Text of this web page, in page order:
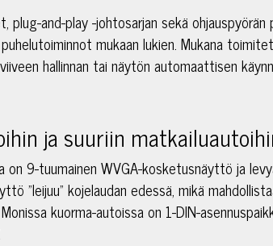
and-play -johtosarjan sekä
mukaan lukien. Mukana
hallinnan tai näytön automaattisen
ja suuriin
9-tuumainen WVGA-kosketusnäyttö ja
"leijuu" kojelaudan edessä, mikä
kuorma-autoissa on 1-DIN-